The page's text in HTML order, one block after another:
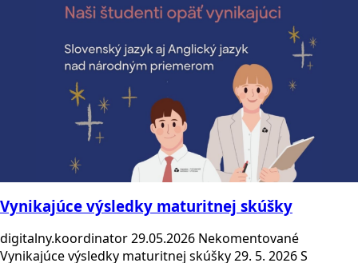
Vynikajúce výsledky maturitnej skúšky
digitalny.koordinator29.05.2026 Nekomentované
Vynikajúce výsledky maturitnej skúšky 29. 5. 2026 S